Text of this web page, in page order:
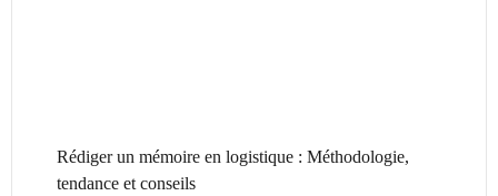
Rédiger un mémoire en logistique : Méthodologie,
tendance et conseils